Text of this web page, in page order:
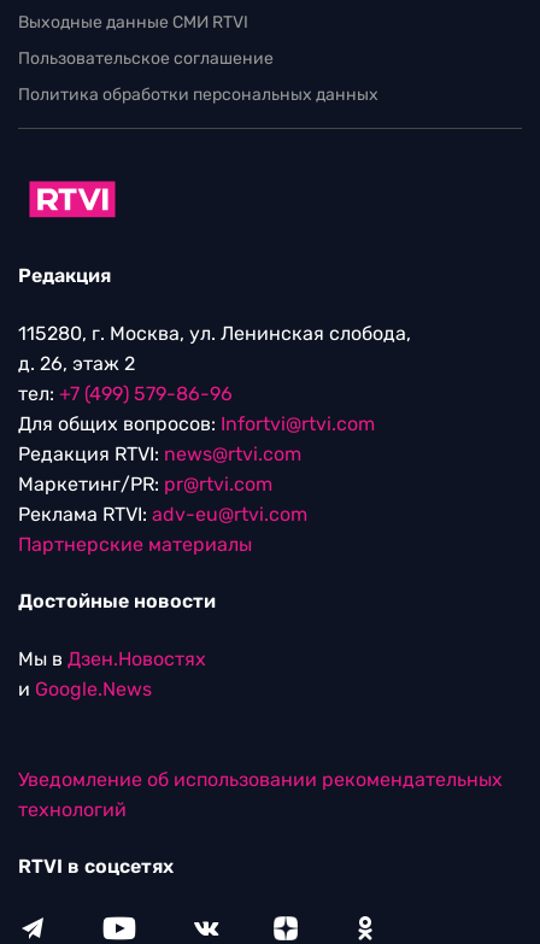
Выходные данные СМИ RTVI
Пользовательское соглашение
Политика обработки персональных данных
Редакция
115280, г. Москва, ул. Ленинская слобода,
д. 26, этаж 2
тел: +7 (499) 579-86-96
Для общих вопросов: Infortvi@rtvi.com
Редакция RTVI: news@rtvi.com
Маркетинг/PR: pr@rtvi.com
Реклама RTVI: adv-eu@rtvi.com
Партнерские материалы
Достойные новости
Мы в Дзен.Новостях
и Google.News
Уведомление об использовании рекомендательных
технологий
RTVI в соцсетях